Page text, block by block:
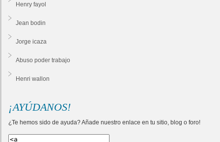
Henry fayol
Jean bodin
Jorge icaza
Abuso poder trabajo
Henri wallon
¡AYÚDANOS!
¿Te hemos sido de ayuda? Añade nuestro enlace en tu sitio, blog o foro!